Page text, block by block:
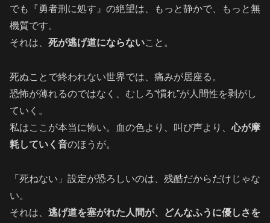
でも『勇者刑に処す』の絶望は、もっと静かで、もっと無
機質です。
それは、 死が逃げ道にならないこと。
死ぬことで終われない世界では、痛みが居座る。
恐怖が薄れるのではなく、むしろ“慣れ”が人間性を剥がし
ていく。
私はここが本当に怖い。血の色より、叫び声より、心が摩
耗していく音のほうが。
「死ねない」設定が恐ろしいのは、残酷だからだけじゃな
い。
それは、 逃げ道を塞がれた人間が、どんなふうに優しさを